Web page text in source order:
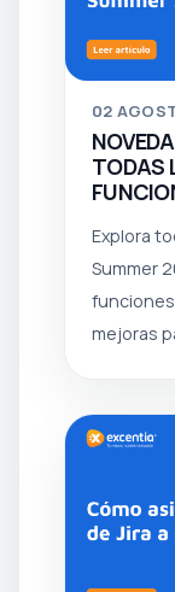
02
TODAS
Explora
Summer
funciones
mejoras